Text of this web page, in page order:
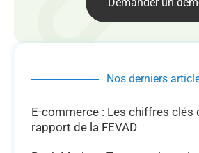
Nos derniers
E-commerce : Les chiffres clés
rapport de la FEVAD